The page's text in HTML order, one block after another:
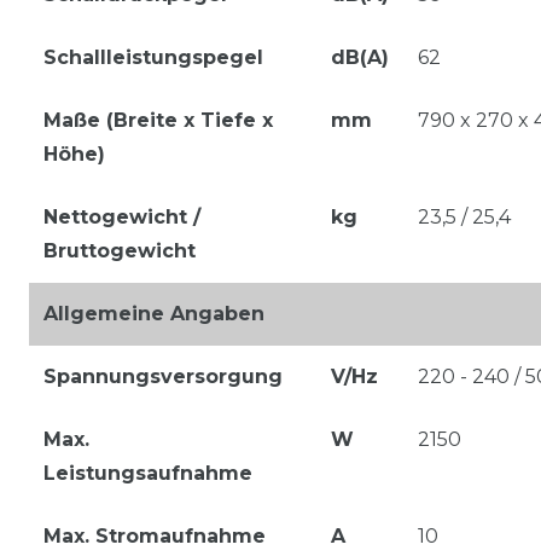
Schallleistungspegel dB(A) 62
Maße (Breite x Tiefe x
Höhe)
mm 790 x 270 x
Nettogewicht /
Bruttogewicht
kg 23,5 / 25,4
Allgemeine Angaben
Spannungsversorgung V/Hz 220 - 240 /
Max.
Leistungsaufnahme
W 2150
Max. Stromaufnahme A 10